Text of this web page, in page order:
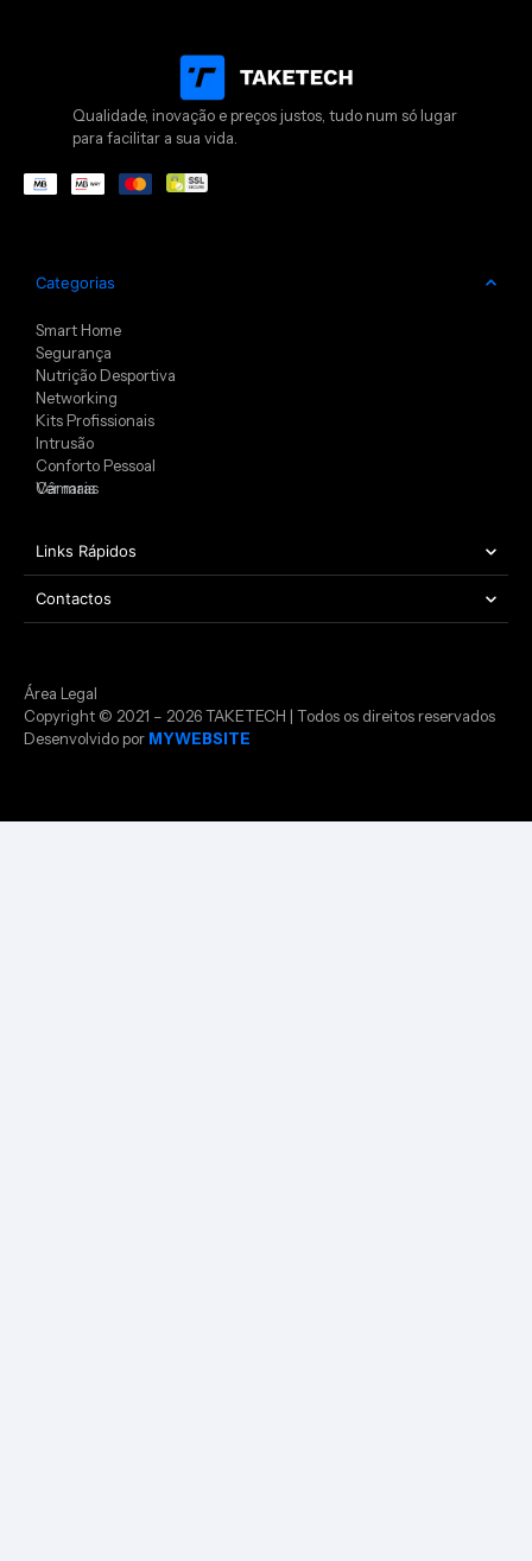
Qualidade, inovação e preços justos, tudo num só lugar
para facilitar a sua vida.
Categorias
Smart Home
Segurança
Nutrição Desportiva
Networking
Kits Profissionais
Intrusão
Conforto Pessoal
Câmaras
Ver mais
Links Rápidos
Contactos
Copyright © 2021 – 2026 TAKETECH | Todos os direitos reservados
Desenvolvido por MYWEBSITE
Área Legal